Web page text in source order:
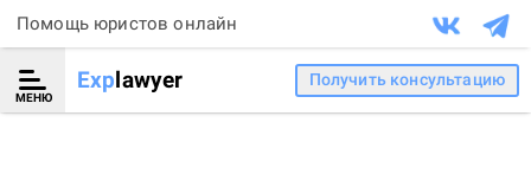
Помощь юристов онлайн
МЕНЮ
Explawyer Получить консультацию